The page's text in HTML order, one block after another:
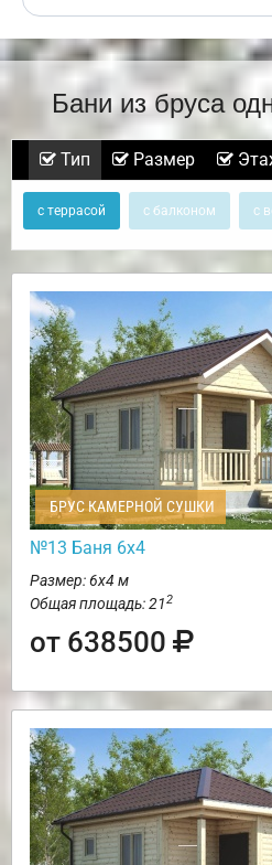
Бани из бруса
Тип Размер
с террасой с балконом с
БРУС КАМЕРНОЙ СУШКИ
№13 Баня 6х4
Размер: 6х4 м
Общая площадь: 212
от 638500